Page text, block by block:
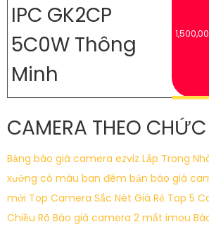
IPC GK2CP
5C0W Thông
Minh
CAMERA THEO
Bảng báo giá camera ezviz Lắp Trong
xưởng có màu ban đêm bản báo giá
mới Top Camera Sắc Nét Giá Rẻ Top 5
Chiều Rõ Báo giá camera 2 mắt imou